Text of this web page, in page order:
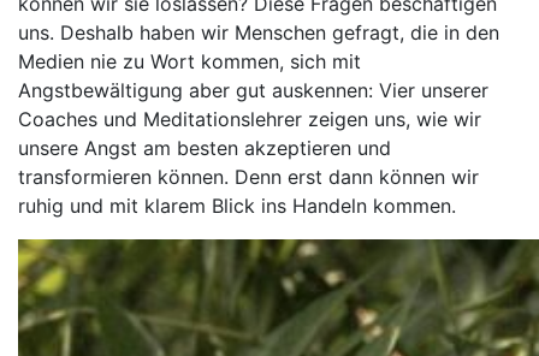
uns. Deshalb haben wir Menschen gefragt, die in den
Medien nie zu Wort kommen, sich mit
Angstbewältigung aber gut auskennen: Vier unserer
Coaches und Meditationslehrer zeigen uns, wie wir
unsere Angst am besten akzeptieren und
transformieren können. Denn erst dann können wir
ruhig und mit klarem Blick ins Handeln kommen.